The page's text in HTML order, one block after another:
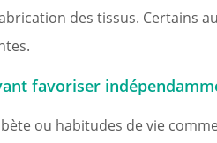
des tissus.
favoriser
ou habitudes de vie